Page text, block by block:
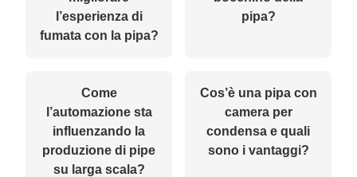
l’esperienza di
fumata con la pipa?
pipa?
Come
l’automazione sta
influenzando la
produzione di pipe
su larga scala?
Cos’è una pipa con
camera per
condensa e quali
sono i vantaggi?